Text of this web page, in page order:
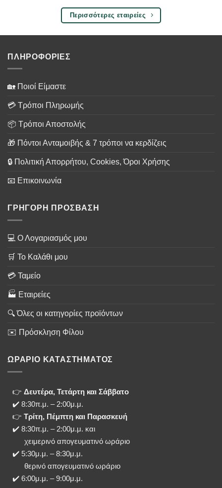
Περισσότερες εταιρείες
ΠΛΗΡΟΦΟΡΙΕΣ
🏡 Ποιοί Είμαστε
💳 Τρόποι Πληρωμής
📦 Τρόποι Αποστολής
🎁 Πόντοι Ανταμοιβής & 7 τρόποι να κερδίζεις
🔒 Πολιτική Απορρήτου, Cookies, Όροι Χρήσης
📧 Επικοινωνία
ΓΡΗΓΟΡΗ ΠΡΟΣΒΑΣΗ
💻 Ο Λογαριασμός μου
🛒 Το Καλάθι μου
💳 Ταμείο
🏭 Εταιρείες
🔍 Όλες οι κατηγορίες προϊόντων
✉️ Πρόσκληση Φίλου
ΩΡΑΡΙΟ ΚΑΤΑΣΤΗΜΑΤΟΣ
👉 Δευτέρα, Τετάρτη και Σάββατο
✔️ 8:30π.μ. – 2:00μ.μ.
👉 Τρίτη, Πέμπτη και Παρασκευή
✔️ 8:30π.μ. – 2:00μ.μ. και
χειμερινό απογευματινό ωράριο
✔️ 5:30μ.μ. – 8:30μ.μ.
θερινό απογευματινό ωράριο
✔️ 6:00μ.μ. – 9:00μ.μ.